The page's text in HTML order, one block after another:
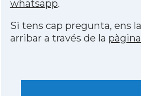
whatsapp.
Si tens cap pregunta, ens
arribar a través de la